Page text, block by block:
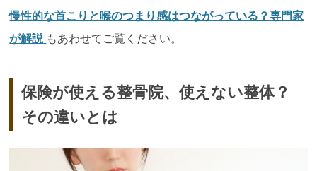
慢性的な首こりと喉のつまり感はつながっている？専門家
が解説 もあわせてご覧ください。
保険が使える整骨院、使えない整体？
その違いとは